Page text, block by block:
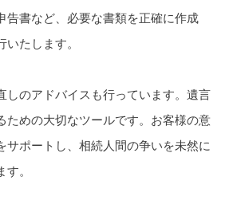
告書など、必要な書類を正確に作成
いたします。
しのアドバイスも行っています。遺言
ための大切なツールです。お客様の意
サポートし、相続人間の争いを未然に
。